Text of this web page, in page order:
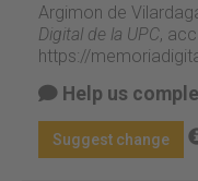
Argimon de
Digital de la UPC,
https://
Help us
Suggest change